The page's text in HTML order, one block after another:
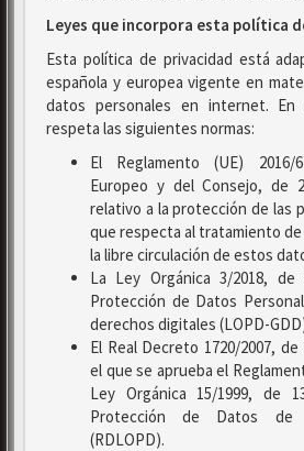
Leyes que incorpora esta política
Esta política de privacidad está
española y europea vigente en
datos personales en internet. En
respeta las siguientes normas:
El Reglamento (UE) 2016/
Europeo y del Consejo, de
relativo a la protección de las
que respecta al tratamiento
la libre circulación de estos
La Ley Orgánica 3/2018,
Protección de Datos
derechos digitales (LOPD-
El Real Decreto 1720/2007,
el que se aprueba el
Ley Orgánica 15/1999, de
Protección de Datos de
(RDLOPD).